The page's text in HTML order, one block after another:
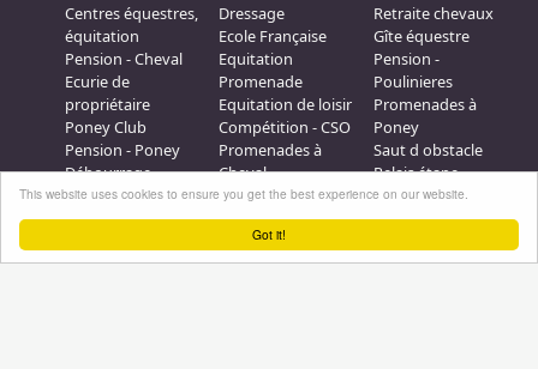
Got it!
This website uses cookies to ensure you get the best experience on our website.
Centres équestres,
équitation
Pension - Cheval
Ecurie de
propriétaire
Poney Club
Pension - Poney
Débourrage
Elevage
Dressage
Ecole Française
Equitation
Promenade
Equitation de loisir
Compétition - CSO
Promenades à
Cheval
Galops - Equitation
Retraite chevaux
Gîte équestre
Pension -
Poulinieres
Promenades à
Poney
Saut d obstacle
Relais étape
Plus d'infos
Professionnel équestre, Inscrivez-vous !